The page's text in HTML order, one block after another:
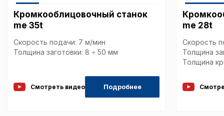
Кромкооблицовочный станок
me 35t
Скорость подачи: 7 м/мин
Толщина заготовки: 8 ÷ 50 мм
Смотреть видео Подробнее
me 28t
Скорость
Толщина
Толщина